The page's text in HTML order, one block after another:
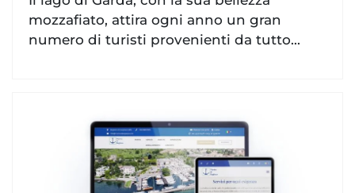
mozzafiato, attira ogni anno un gran
numero di turisti provenienti da tutto...